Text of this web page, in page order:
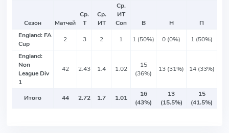
Сезон Матчей
Ср.
Т
Ср.
ИТ
Ср.
ИТ
Соп
В Н
П
England: FA
Cup
2 3 2 1 1 (50%) 0 (0%) 1 (50%)
England:
Non
League Div
1
42 2.43 1.4 1.02
15
(36%)
13 (31%) 14 (33%)
Итого 44 2.72 1.7 1.01
16
(43%)
13
(15.5%)
15
(41.5%)